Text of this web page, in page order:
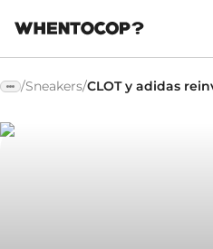
/Sneakers/CLOT y adidas